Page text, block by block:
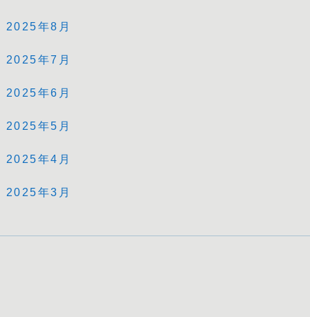
2025年8月
2025年7月
2025年6月
2025年5月
2025年4月
2025年3月